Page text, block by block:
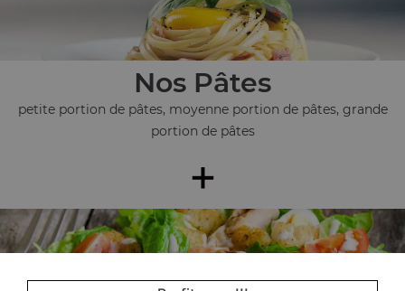
Nos Pâtes
petite portion de pâtes, moyenne portion de pâtes, grande
portion de pâtes
+